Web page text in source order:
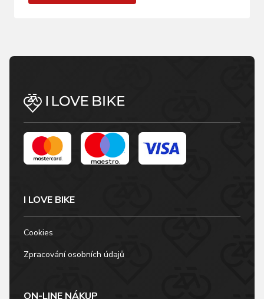
I LOVE BIKE
Cookies
Zpracování osobních údajů
ON-LINE NÁKUP